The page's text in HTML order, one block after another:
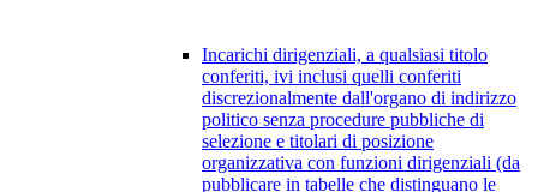
Incarichi dirigenziali, a qualsiasi titolo
conferiti, ivi inclusi quelli conferiti
discrezionalmente dall'organo di indirizzo
politico senza procedure pubbliche di
selezione e titolari di posizione
organizzativa con funzioni dirigenziali (da
pubblicare in tabelle che distinguano le